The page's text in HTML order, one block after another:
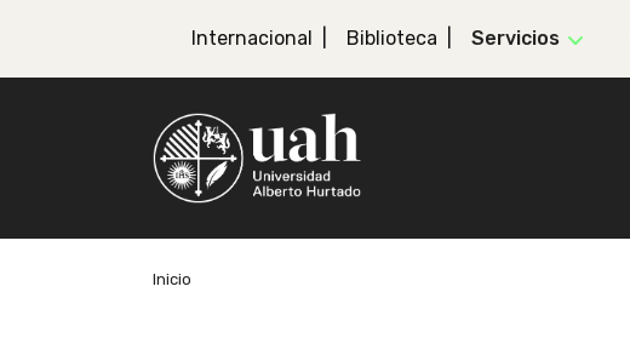
Internacional Biblioteca Servicios
Inicio